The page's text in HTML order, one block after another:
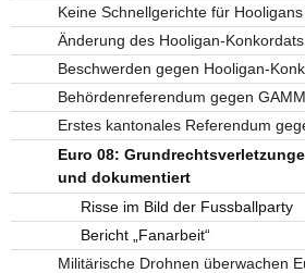
Keine Schnellgerichte für Hooligans
Änderung des Hooligan-Konkordats
Beschwerden gegen Hooligan-
Behördenreferendum gegen
Erstes kantonales Referendum
Euro 08:
und dokumentiert
Risse im Bild der Fussballparty
Bericht „Fanarbeit“
Militärische Drohnen überwachen